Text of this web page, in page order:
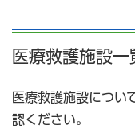
医療救護施設一
医療救護施設につい
認ください。